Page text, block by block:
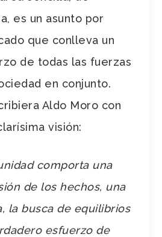
es un asunto por
que conlleva un
de todas las fuerzas
en conjunto.
Aldo Moro con
visión:
comporta una
de los hechos, una
la busca de equilibrios
esfuerzo de